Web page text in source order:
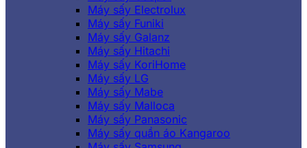
Máy sấy Electrolux
Máy sấy Funiki
Máy sấy Galanz
Máy sấy Hitachi
Máy sấy KoriHome
Máy sấy LG
Máy sấy Mabe
Máy sấy Malloca
Máy sấy Panasonic
Máy sấy quần áo Kangaroo